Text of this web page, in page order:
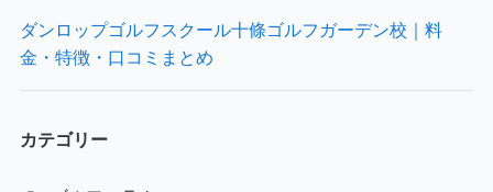
ダンロップゴルフスクール十條ゴルフガーデン校｜料
金・特徴・口コミまとめ
カテゴリー